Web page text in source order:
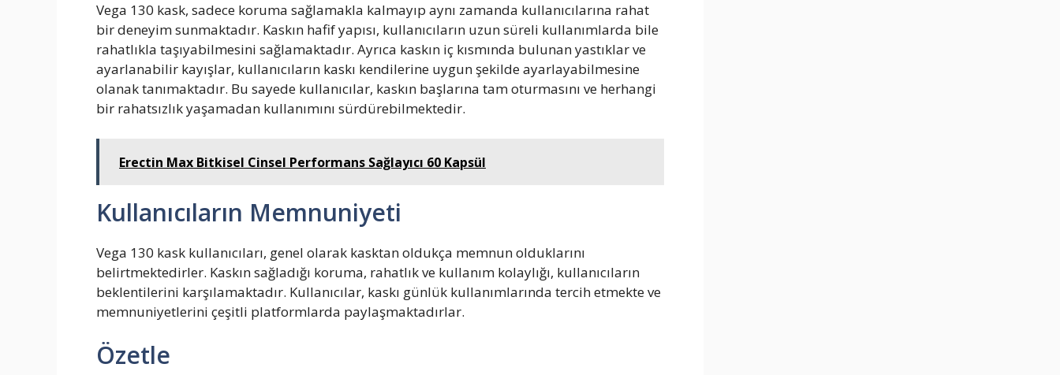
Vega 130 kask, sadece koruma sağlamakla kalmayıp aynı zamanda kullanıcılarına rahat
bir deneyim sunmaktadır. Kaskın hafif yapısı, kullanıcıların uzun süreli kullanımlarda bile
rahatlıkla taşıyabilmesini sağlamaktadır. Ayrıca kaskın iç kısmında bulunan yastıklar ve
ayarlanabilir kayışlar, kullanıcıların kaskı kendilerine uygun şekilde ayarlayabilmesine
olanak tanımaktadır. Bu sayede kullanıcılar, kaskın başlarına tam oturmasını ve herhangi
bir rahatsızlık yaşamadan kullanımını sürdürebilmektedir.
Erectin Max Bitkisel Cinsel Performans Sağlayıcı 60 Kapsül
Kullanıcıların Memnuniyeti
Vega 130 kask kullanıcıları, genel olarak kasktan oldukça memnun olduklarını
belirtmektedirler. Kaskın sağladığı koruma, rahatlık ve kullanım kolaylığı, kullanıcıların
beklentilerini karşılamaktadır. Kullanıcılar, kaskı günlük kullanımlarında tercih etmekte ve
memnuniyetlerini çeşitli platformlarda paylaşmaktadırlar.
Özetle